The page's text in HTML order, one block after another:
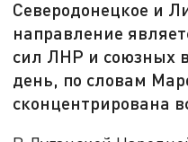
Северодонецкое и
направление
сил ЛНР и союзных
день, по словам
сконцентрирована